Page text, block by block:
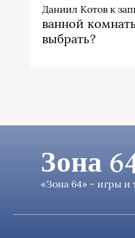
Даниил Котовк
ванной
выбрать?
Зона
«Зона 64» – игры и